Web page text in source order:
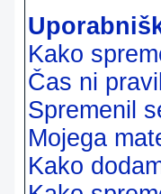
Kako
Čas ni
Spremenil
Mojega
Kako